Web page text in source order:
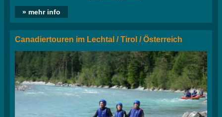
» mehr info
Canadiertouren im Lechtal / Tirol / Österreich